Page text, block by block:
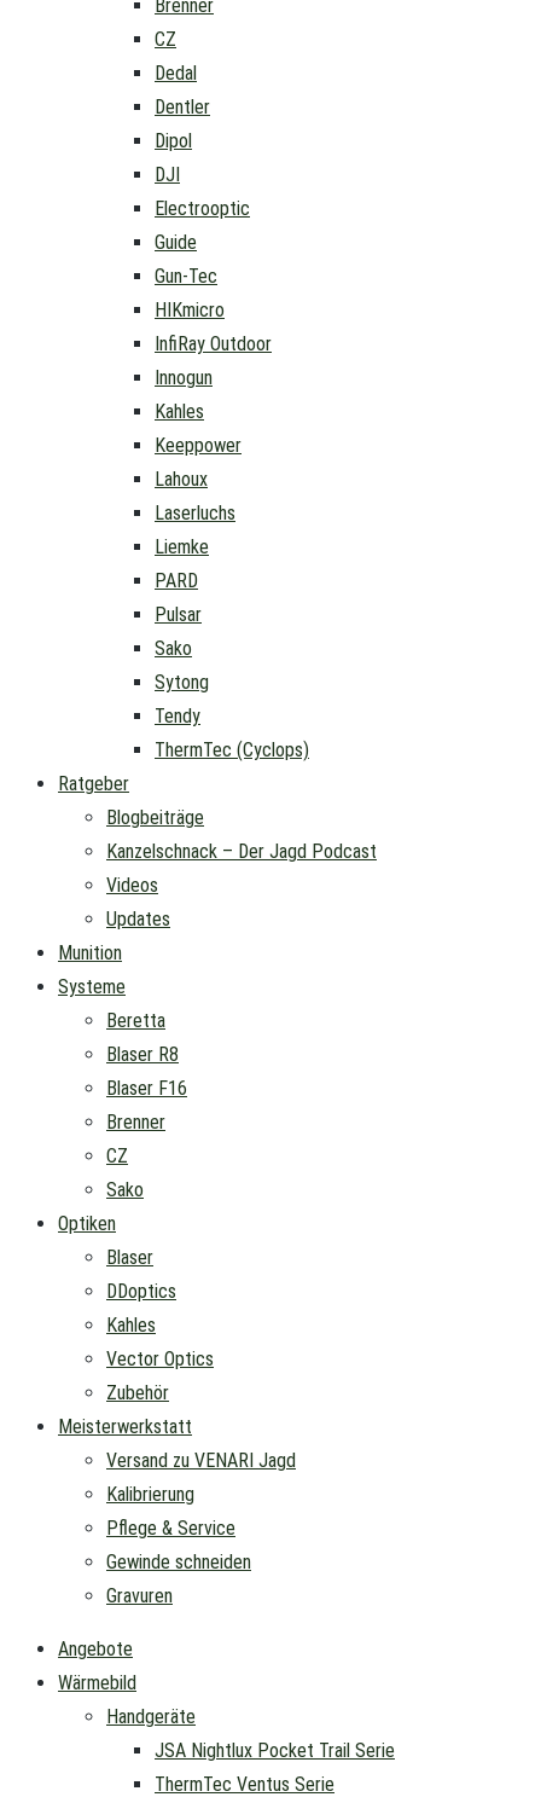
Brenner
CZ
Dedal
Dentler
Dipol
DJI
Electrooptic
Guide
Gun-Tec
HIKmicro
InfiRay Outdoor
Innogun
Kahles
Keeppower
Lahoux
Laserluchs
Liemke
PARD
Pulsar
Sako
Sytong
Tendy
ThermTec (Cyclops)
Ratgeber
Blogbeiträge
Kanzelschnack – Der Jagd Podcast
Videos
Updates
Munition
Systeme
Beretta
Blaser R8
Blaser F16
Brenner
CZ
Sako
Optiken
Blaser
DDoptics
Kahles
Vector Optics
Zubehör
Meisterwerkstatt
Versand zu VENARI Jagd
Kalibrierung
Pflege & Service
Gewinde schneiden
Gravuren
Angebote
Wärmebild
Handgeräte
JSA Nightlux Pocket Trail Serie
ThermTec Ventus Serie